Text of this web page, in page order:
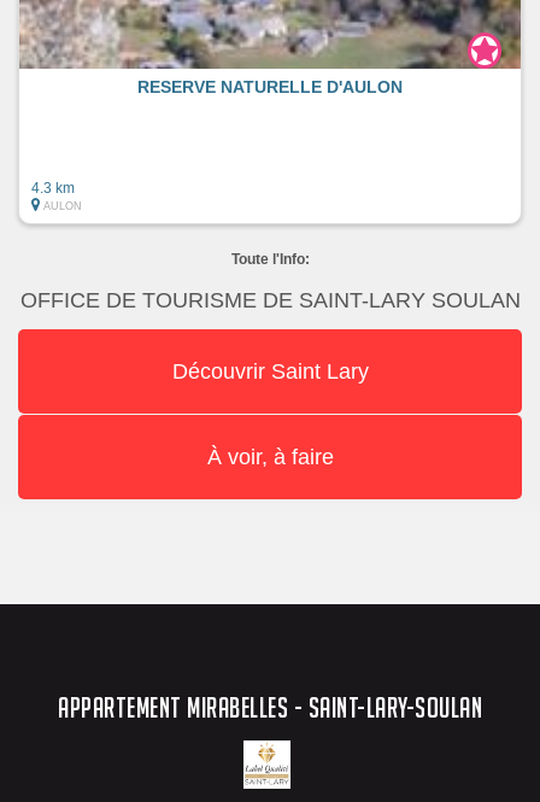
RESERVE NATURELLE D'AULON
4.3 km
AULON
Toute l'Info:
OFFICE DE TOURISME DE SAINT-LARY SOULAN
Découvrir Saint Lary
À voir, à faire
APPARTEMENT MIRABELLES - SAINT-LARY-SOULAN